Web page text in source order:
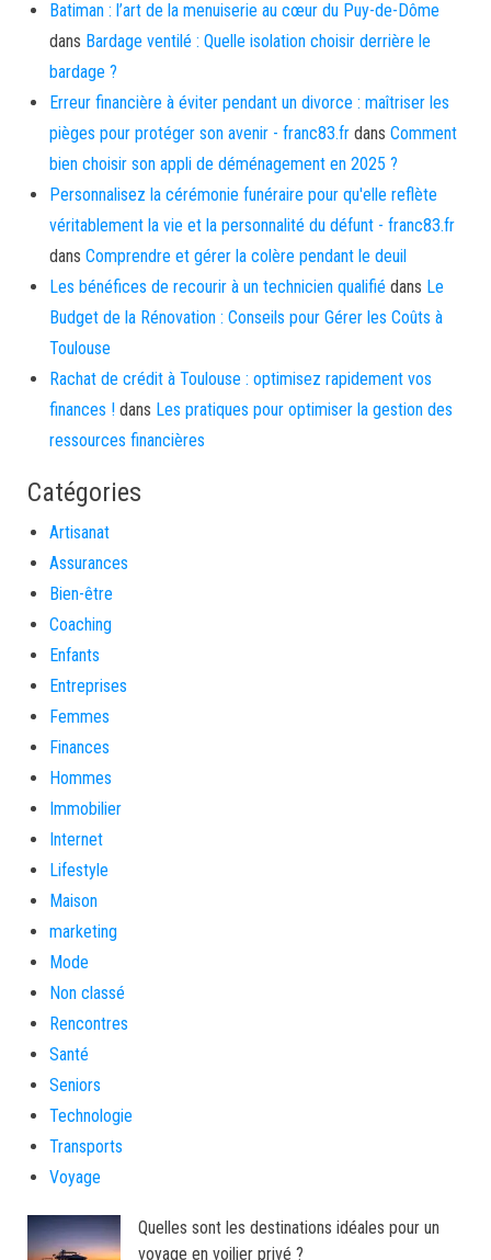
Batiman : l’art de la menuiserie au cœur du Puy-de-Dôme
dans Bardage ventilé : Quelle isolation choisir derrière le
bardage ?
Erreur financière à éviter pendant un divorce : maîtriser les
pièges pour protéger son avenir - franc83.fr dans Comment
bien choisir son appli de déménagement en 2025 ?
Personnalisez la cérémonie funéraire pour qu'elle reflète
véritablement la vie et la personnalité du défunt - franc83.fr
dans Comprendre et gérer la colère pendant le deuil
Les bénéfices de recourir à un technicien qualifié dans Le
Budget de la Rénovation : Conseils pour Gérer les Coûts à
Toulouse
Rachat de crédit à Toulouse : optimisez rapidement vos
finances ! dans Les pratiques pour optimiser la gestion des
ressources financières
Catégories
Artisanat
Assurances
Bien-être
Coaching
Enfants
Entreprises
Femmes
Finances
Hommes
Immobilier
Internet
Lifestyle
Maison
marketing
Mode
Non classé
Rencontres
Santé
Seniors
Technologie
Transports
Voyage
Quelles sont les destinations idéales pour un
voyage en voilier privé ?